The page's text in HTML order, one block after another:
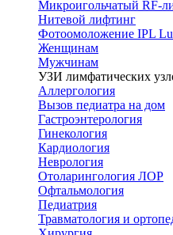
Микроигольчатый RF-
Нитевой лифтинг
Фотоомоложение IPL
Женщинам
Мужчинам
УЗИ лимфатических
Аллергология
Вызов педиатра на дом
Гастроэнтерология
Гинекология
Кардиология
Неврология
Отоларингология ЛОР
Офтальмология
Педиатрия
Травматология и